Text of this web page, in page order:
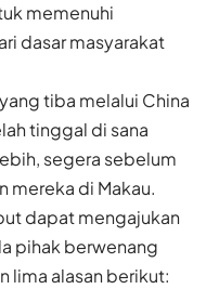
memenuhi
dasar masyarakat
tiba melalui China
tinggal di sana
segera sebelum
mereka di Makau.
dapat mengajukan
pihak berwenang
lima alasan berikut: